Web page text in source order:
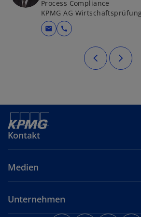
Process Compliance
KPMG AG
mail call
Kontakt
Medien
Unternehmen